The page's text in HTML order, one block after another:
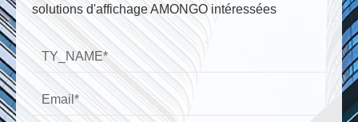
solutions d'affichage AMONGO intéressées